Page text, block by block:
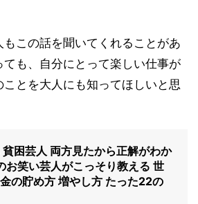
この話を聞いてくれることがあ
ても、自分にとって楽しい仕事が
ことを大人にも知ってほしいと思
困芸人 両方見たから正解がわか
お笑い芸人がこっそり教える 世
の貯め方 増やし方 たった22の